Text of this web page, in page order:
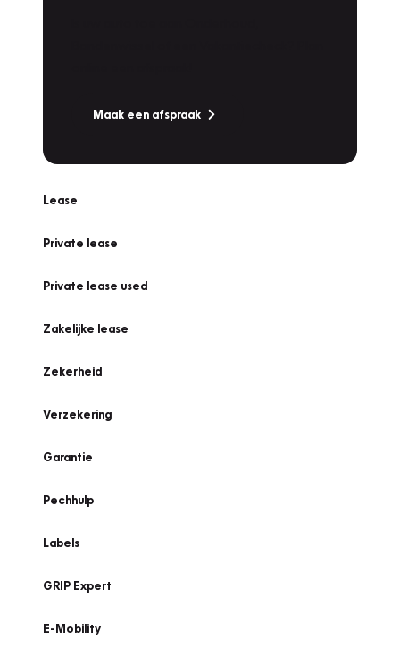
Maak een afspraak
Lease
Private lease
Private lease used
Zakelijke lease
Zekerheid
Verzekering
Garantie
Pechhulp
Labels
GRIP Expert
E-Mobility